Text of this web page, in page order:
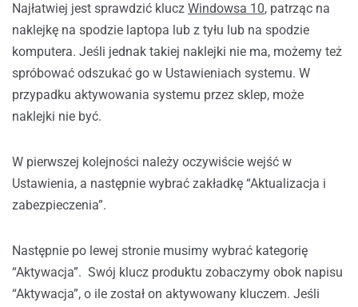
Najłatwiej jest sprawdzić klucz Windowsa 10, patrząc na
naklejkę na spodzie laptopa lub z tyłu lub na spodzie
komputera. Jeśli jednak takiej naklejki nie ma, możemy też
spróbować odszukać go w Ustawieniach systemu. W
przypadku aktywowania systemu przez sklep, może
naklejki nie być.
W pierwszej kolejności należy oczywiście wejść w
Ustawienia, a następnie wybrać zakładkę “Aktualizacja i
zabezpieczenia”.
Następnie po lewej stronie musimy wybrać kategorię
“Aktywacja”. Swój klucz produktu zobaczymy obok napisu
“Aktywacja”, o ile został on aktywowany kluczem. Jeśli